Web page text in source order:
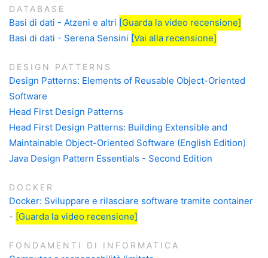
DATABASE
Basi di dati - Atzeni e altri [Guarda la video recensione]
Basi di dati - Serena Sensini [Vai alla recensione]
DESIGN PATTERNS
Design Patterns: Elements of Reusable Object-Oriented
Software
Head First Design Patterns
Head First Design Patterns: Building Extensible and
Maintainable Object-Oriented Software (English Edition)
Java Design Pattern Essentials - Second Edition
DOCKER
Docker: Sviluppare e rilasciare software tramite container
- [Guarda la video recensione]
FONDAMENTI DI INFORMATICA